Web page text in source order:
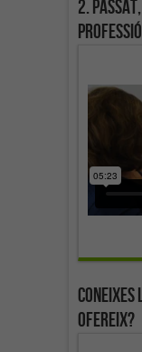
2.
professió
ofereix?